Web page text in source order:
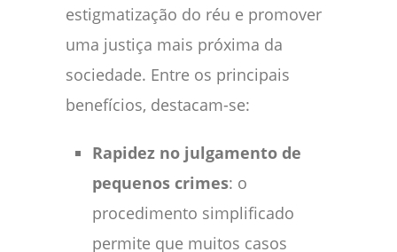
estigmatização do réu e promover
uma justiça mais próxima da
sociedade. Entre os principais
benefícios, destacam-se:
Rapidez no julgamento de
pequenos crimes: o
procedimento simplificado
permite que muitos casos